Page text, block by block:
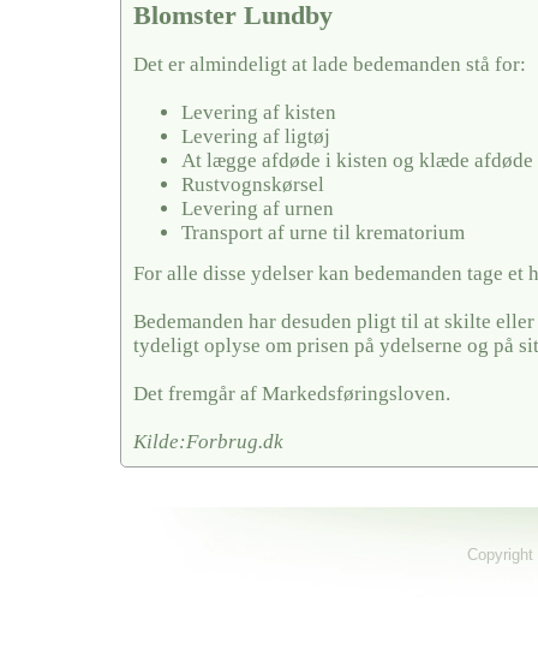
Blomster Lundby
Det er almindeligt at lade bedemanden stå for:
Levering af kisten
Levering af ligtøj
At lægge afdøde i kisten og klæde afdøde
Rustvognskørsel
Levering af urnen
Transport af urne til krematorium
For alle disse ydelser kan bedemanden tage et
Bedemanden har desuden pligt til at skilte eller
tydeligt oplyse om prisen på ydelserne og på
Det fremgår af Markedsføringsloven.
Kilde:Forbrug.dk